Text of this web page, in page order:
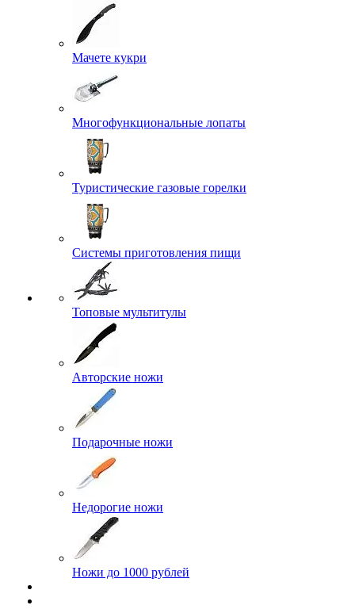
Мачете кукри
Многофункциональные лопаты
Туристические газовые горелки
Системы приготовления пищи
Топовые мультитулы
Авторские ножи
Подарочные ножи
Недорогие ножи
Ножи до 1000 рублей